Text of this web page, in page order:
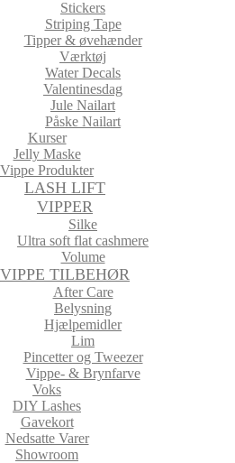
Stickers
Striping Tape
Tipper & øvehænder
Værktøj
Water Decals
Valentinesdag
Jule Nailart
Påske Nailart
Kurser
Jelly Maske
Vippe Produkter
LASH LIFT
VIPPER
Silke
Ultra soft flat cashmere
Volume
VIPPE TILBEHØR
After Care
Belysning
Hjælpemidler
Lim
Pincetter og Tweezer
Vippe- & Brynfarve
Voks
DIY Lashes
Gavekort
Nedsatte Varer
Showroom